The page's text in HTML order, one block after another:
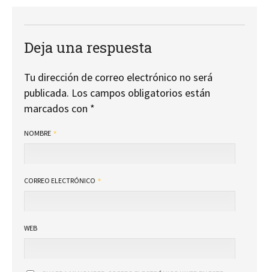
Deja una respuesta
Tu dirección de correo electrónico no será
publicada. Los campos obligatorios están
marcados con *
NOMBRE
CORREO ELECTRÓNICO
WEB